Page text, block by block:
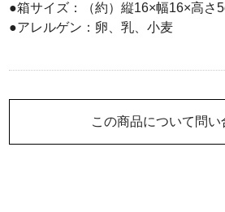
この商品について問い
●箱サイズ：（約）縦16×幅16×高さ
●アレルゲン：卵、乳、小麦